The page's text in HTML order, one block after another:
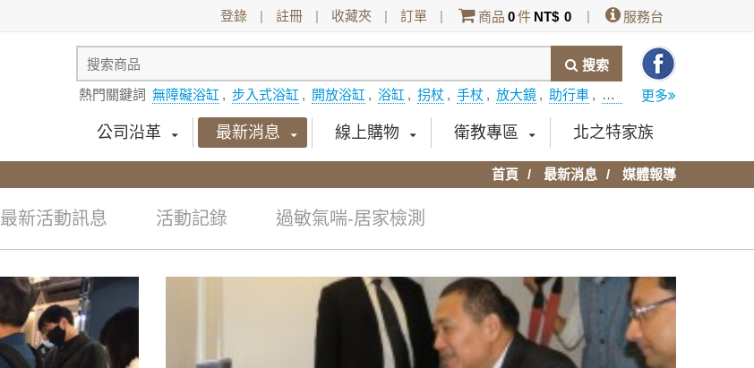
登錄 | 註冊 | 收藏夾 | 訂單 | 商品 0件 NT$ 0 | 服務台
更多
搜索
熱門關鍵詞 無障礙浴缸 , 步入式浴缸 , 開放浴缸 , 浴缸 , 拐杖 , 手杖 , 放大鏡 , 助行車 , 開門式浴缸,
公司沿革 最新消息 線上購物 衛教專區 北之特家族
首頁 最新消息 媒體報導
最新活動訊息 活動記錄 過敏氣喘-居家檢測